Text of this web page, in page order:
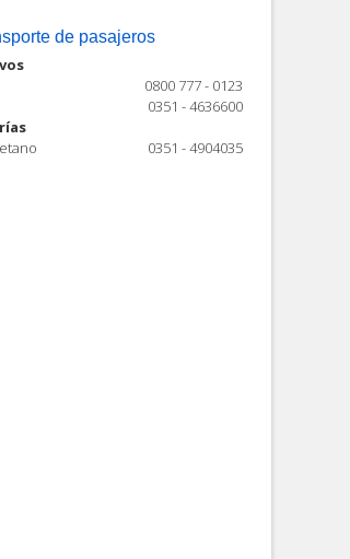
de pasajeros
0800 777 - 0123
0351 - 4636600
0351 - 4904035